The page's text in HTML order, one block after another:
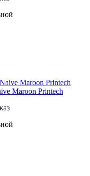
Maroon Printech